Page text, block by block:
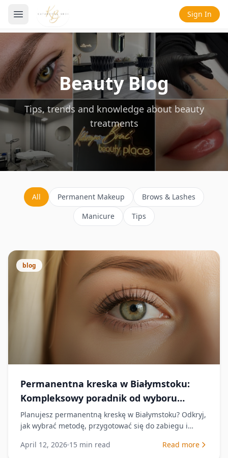
Sign In
Beauty Blog
Tips, trends and knowledge about beauty
treatments
All Permanent Makeup
Brows & Lashes
Manicure
Tips
blog
Permanentna kreska w Białymstoku:
Kompleksowy poradnik od wyboru
metody po proces gojenia (2026)
Planujesz permanentną kreskę w Białymstoku? Odkryj,
jak wybrać metodę, przygotować się do zabiegu i
April 12, 2026 15 min read Read more